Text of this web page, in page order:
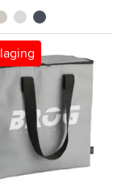
bleu clairbleu marine